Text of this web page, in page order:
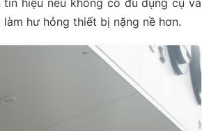
hiệu nếu không có đủ dụng cụ và
hư hỏng thiết bị nặng nề hơn.